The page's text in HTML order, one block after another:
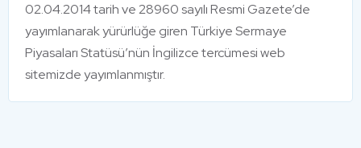
02.04.2014 tarih ve 28960 sayılı Resmi Gazete’de
yayımlanarak yürürlüğe giren Türkiye Sermaye
Piyasaları Statüsü’nün İngilizce tercümesi web
sitemizde yayımlanmıştır.